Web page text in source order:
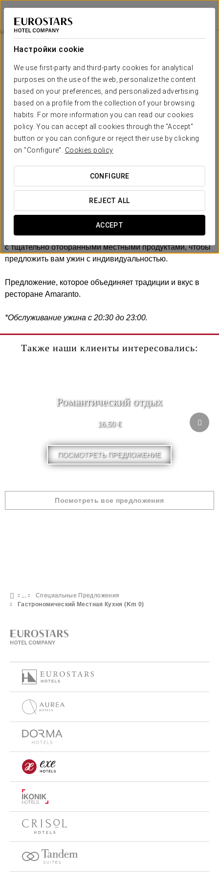
Настройки cookie
We use first-party and third-party cookies for analytical
purposes on the use of the web, personalize the content
based on your preferences, and personalized advertising
based on a profile from the collection of your browsing
habits. For more information you can read our cookies
policy. You can accept all cookies through the "Accept"
button or you can configure or reject their use by clicking
on "Configure". Cookies policy
CONFIGURE
REJECT ALL
ACCEPT
Exe Boston
САРАГОСА
Гастрономический Местная Кухня (Km 0)
30 € с человека в день
Гастрономический Местная кухня
Местные вкусы, продукты местного производства и
рецепты, отдающие дань уважения региону.
В Exe Boston мы создалиэтот гастрономический опыт
с тщательно отобранными местными продуктами, чтобы
предложить вам ужин с индивидуальностью.
Предложение, которое объединяет традиции и вкус в
ресторане Amaranto.
*Обслуживание ужина с 20:30 до 23:00.
Также наши клиенты интересовались:
Романтический отдых
16,50 €
ПОСМОТРЕТЬ ПРЕДЛОЖЕНИЕ
Посмотреть все предложения
Специальные Предложения
Гастрономический Местная Кухня (Km 0)